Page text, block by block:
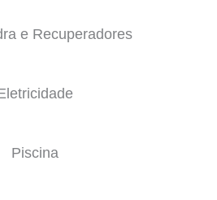
e Recuperadores
Piscina